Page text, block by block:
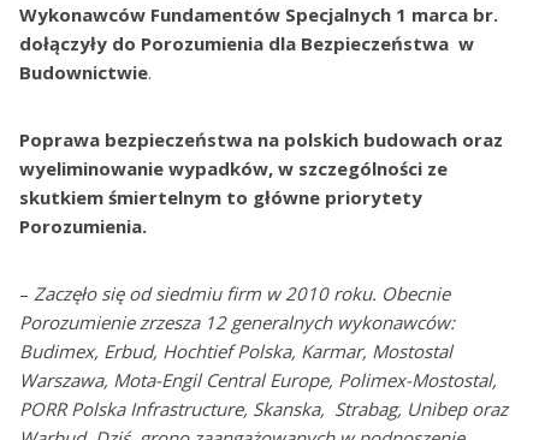
Wykonawców Fundamentów Specjalnych 1 marca br.
dołączyły do Porozumienia dla Bezpieczeństwa w
Budownictwie.
Poprawa bezpieczeństwa na polskich budowach oraz
wyeliminowanie wypadków, w szczególności ze
skutkiem śmiertelnym to główne priorytety
Porozumienia.
– Zaczęło się od siedmiu firm w 2010 roku. Obecnie
Porozumienie zrzesza 12 generalnych wykonawców:
Budimex, Erbud, Hochtief Polska, Karmar, Mostostal
Warszawa, Mota-Engil Central Europe, Polimex-Mostostal,
PORR Polska Infrastructure, Skanska, Strabag, Unibep oraz